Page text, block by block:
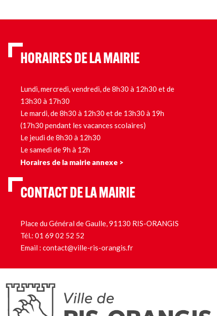
HORAIRES DE LA MAIRIE
Lundi, mercredi, vendredi, de 8h30 à 12h30 et de
13h30 à 17h30
Le mardi, de 8h30 à 12h30 et de 13h30 à 19h
(17h30 pendant les vacances scolaires)
Le jeudi de 8h30 à 12h30
Le samedi de 9h à 12h
Horaires de la mairie annexe >
CONTACT DE LA MAIRIE
Place du Général de Gaulle, 91130 RIS-ORANGIS
Tél.: 01 69 02 52 52
Email : contact@ville-ris-orangis.fr